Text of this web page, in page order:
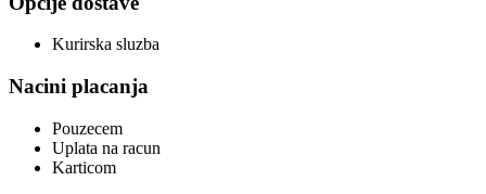
Kurirska sluzba
Nacini placanja
Pouzecem
Uplata na racun
Karticom